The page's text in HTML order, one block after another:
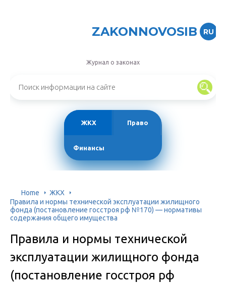
ZAKONNOVOSIB RU
Журнал о законах
ЖКХ Право
Финансы
Home
ЖКХ
Правила и нормы технической эксплуатации жилищного
фонда (постановление госстроя рф №170) — нормативы
содержания общего имущества
Правила и нормы технической
эксплуатации жилищного фонда
(постановление госстроя рф